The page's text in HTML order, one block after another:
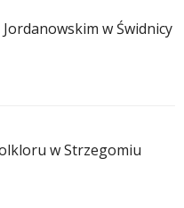
w Świdnicy
w Strzegomiu